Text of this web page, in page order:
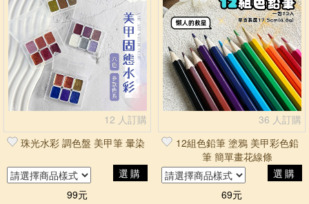
12 人訂購
珠光水彩 調色盤 美甲筆 暈染
選購
99元
36 人訂購
12組色鉛筆 塗鴉 美甲彩色鉛
筆 簡單畫花線條
選購
69元